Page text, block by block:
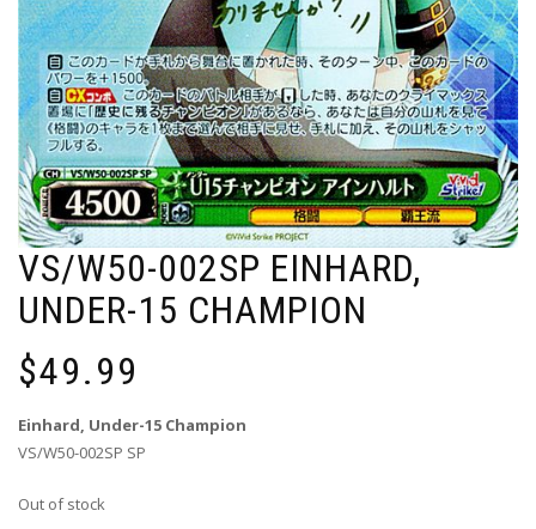
VS/W50-002SP EINHARD,
UNDER-15 CHAMPION
$49.99
Einhard, Under-15 Champion
VS/W50-002SP SP
Out of stock